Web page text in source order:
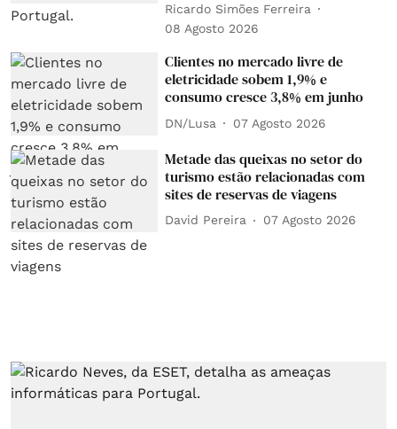
Ricardo Simões Ferreira
08 Agosto 2026
Clientes no mercado livre de
eletricidade sobem 1,9% e
consumo cresce 3,8% em junho
DN/Lusa 07 Agosto 2026
Metade das queixas no setor do
turismo estão relacionadas com
sites de reservas de viagens
David Pereira 07 Agosto 2026